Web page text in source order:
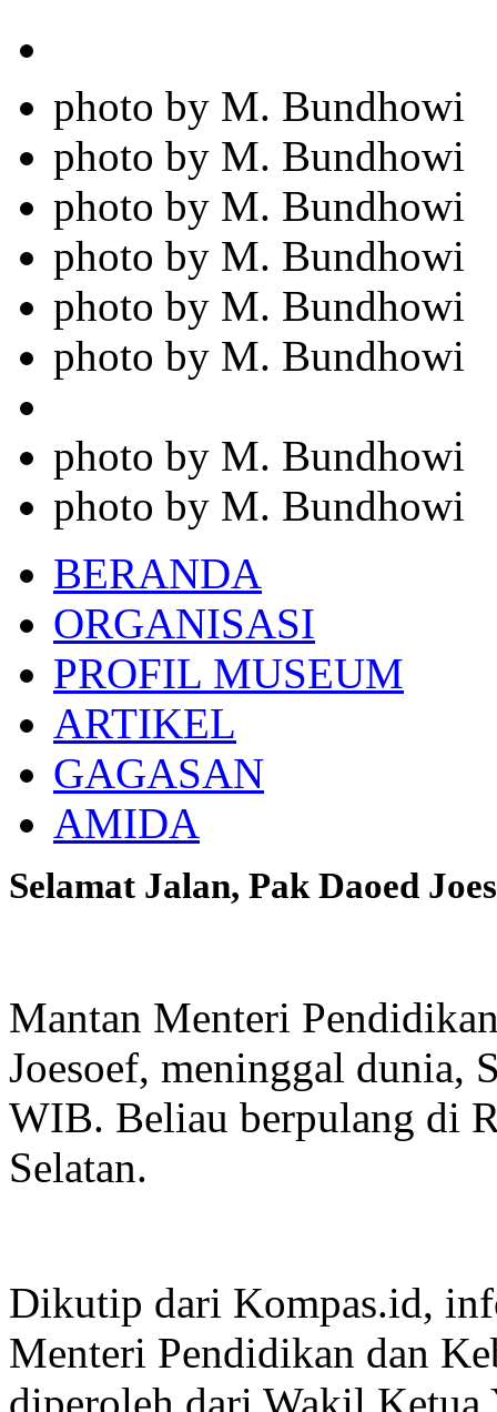
photo by M. Bundhowi
photo by M. Bundhowi
photo by M. Bundhowi
photo by M. Bundhowi
photo by M. Bundhowi
photo by M. Bundhowi
photo by M. Bundhowi
photo by M. Bundhowi
BERANDA
ORGANISASI
PROFIL MUSEUM
ARTIKEL
GAGASAN
AMIDA
Selamat Jalan, Pak Daoed
Mantan Menteri
Joesoef, meninggal dunia,
WIB. Beliau berpulang di
Selatan.
Dikutip dari Kompas.id,
Menteri Pendidikan dan